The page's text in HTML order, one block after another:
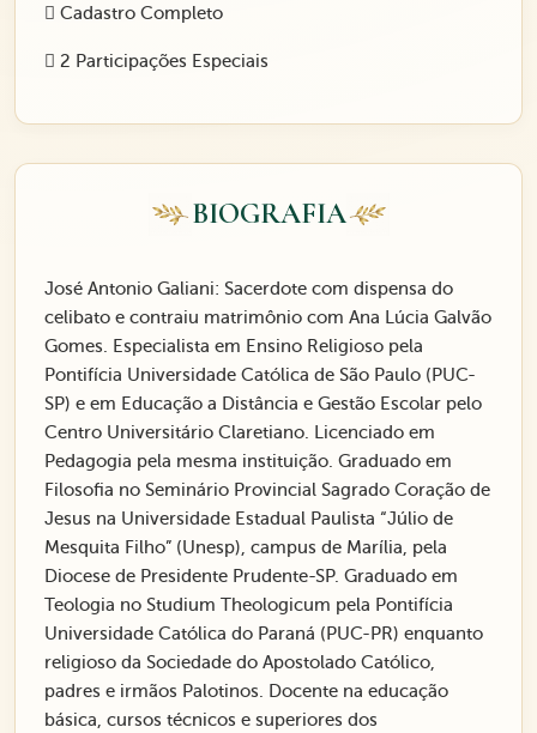
Cadastro Completo
2 Participações Especiais
BIOGRAFIA
José Antonio Galiani: Sacerdote com dispensa do
celibato e contraiu matrimônio com Ana Lúcia Galvão
Gomes. Especialista em Ensino Religioso pela
Pontifícia Universidade Católica de São Paulo (PUC-
SP) e em Educação a Distância e Gestão Escolar pelo
Centro Universitário Claretiano. Licenciado em
Pedagogia pela mesma instituição. Graduado em
Filosofia no Seminário Provincial Sagrado Coração de
Jesus na Universidade Estadual Paulista “Júlio de
Mesquita Filho” (Unesp), campus de Marília, pela
Diocese de Presidente Prudente-SP. Graduado em
Teologia no Studium Theologicum pela Pontifícia
Universidade Católica do Paraná (PUC-PR) enquanto
religioso da Sociedade do Apostolado Católico,
padres e irmãos Palotinos. Docente na educação
básica, cursos técnicos e superiores dos